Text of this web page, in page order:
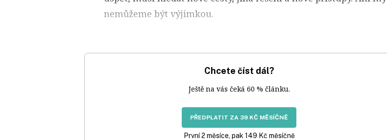
nemůžeme být výjimkou.
Chcete číst dál?
Ještě na vás čeká 60 % článku.
PŘEDPLATIT ZA 39 KČ MĚSÍČNĚ
První 2 měsíce, pak 149 Kč měsíčně